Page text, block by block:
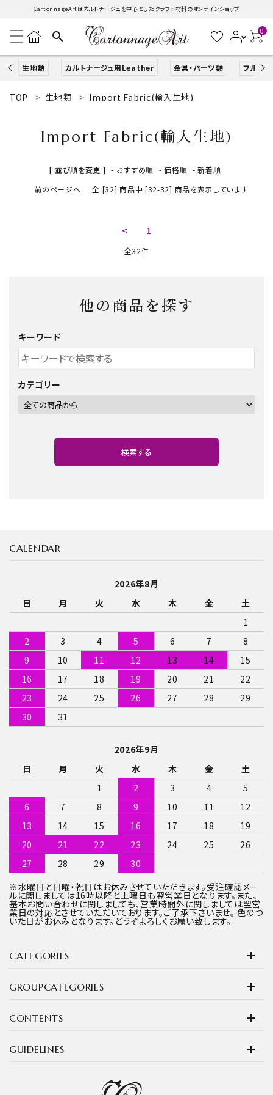
CartonnageArtはカルトナージュを中心としたクラフト材料のオンラインショップ
search 0
生地類 カルトナージュ用Leather 金具・パーツ類 フルキッ
search
ACCOUNT MENU
ログイン 新規会員登録
Jolipapier
デコレーション材料
道具類
TOP 生地類 Import Fabric(輸入生地)
Import Fabric(輸入生地)
[ 並び順を変更 ] - おすすめ順 -価格順 -新着順
前のページへ
全 [32] 商品中 [32-32] 商品を表示しています
< 1
全32件
他の商品を探す
キーワード
カテゴリー
検索する
キーワード
カテゴリー
検索する
CATEGORIES
GROUPCATEGORIES
CONTENTS
CALENDAR
2026年8月
日
月 火 水 木 金
土
1
2
3 4 5 6 7
8
9
10 11 12 13 14
15
16
17 18 19 20 21
22
23
24 25 26 27 28
29
30
31
2026年9月
日
月 火 水 木 金
土
1
2 3 4
5
6
7 8 9 10 11
12
13
14 15 16 17 18
19
20
21 22 23 24 25
26
27
28 29
30
※水曜日と日曜・祝日はお休みさせていただきます。受注確認メー
ルに関しましては16時以降と土曜日も翌営業日となります。また、
基本お問い合わせに関しましても、営業時間外に関しましては翌営
業日の対応とさせていただいております。ご了承下さいませ。 色のつ
いた日がお休みとなります。どうぞよろしくお願い致します。
GUIDELINES